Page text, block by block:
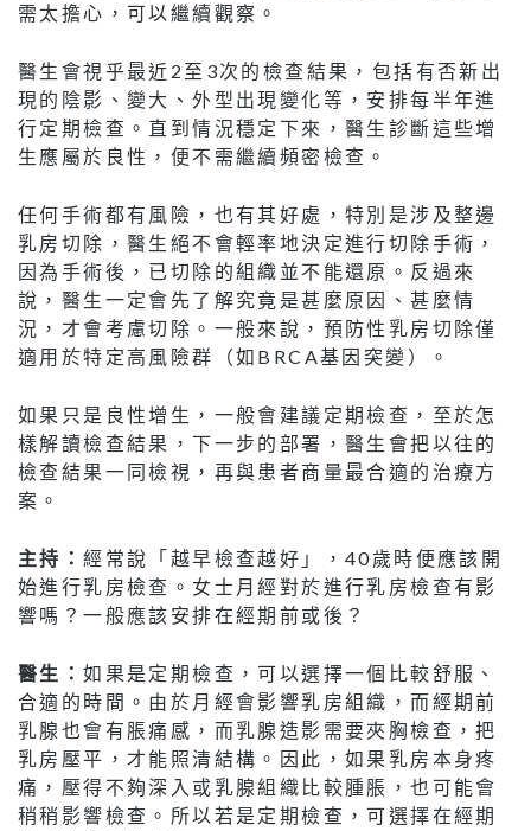
需太擔心，可以繼續觀察。
醫生會視乎最近2至3次的檢查結果，包括有否新出
現的陰影、變大、外型出現變化等，安排每半年進
行定期檢查。直到情況穩定下來，醫生診斷這些增
生應屬於良性，便不需繼續頻密檢查。
任何手術都有風險，也有其好處，特別是涉及整邊
乳房切除，醫生絕不會輕率地決定進行切除手術，
因為手術後，已切除的組織並不能還原。反過來
說，醫生一定會先了解究竟是甚麼原因、甚麼情
況，才會考慮切除。一般來說，預防性乳房切除僅
適用於特定高風險群（如BRCA基因突變）。
如果只是良性增生，一般會建議定期檢查，至於怎
樣解讀檢查結果，下一步的部署，醫生會把以往的
檢查結果一同檢視，再與患者商量最合適的治療方
案。
主持：經常說「越早檢查越好」，40歲時便應該開
始進行乳房檢查。女士月經對於進行乳房檢查有影
響嗎？一般應該安排在經期前或後？
醫生：如果是定期檢查，可以選擇一個比較舒服、
合適的時間。由於月經會影響乳房組織，而經期前
乳腺也會有脹痛感，而乳腺造影需要夾胸檢查，把
乳房壓平，才能照清結構。因此，如果乳房本身疼
痛，壓得不夠深入或乳腺組織比較腫脹，也可能會
稍稍影響檢查。所以若是定期檢查，可選擇在經期